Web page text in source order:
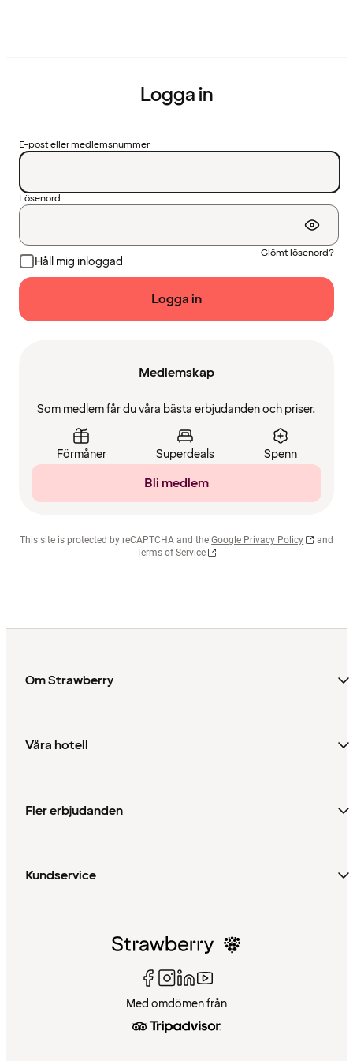
Logga in
E-post eller medlemsnummer
Lösenord
Håll mig inloggad
Glömt lösenord?
Logga in
Medlemskap
Som medlem får du våra bästa erbjudanden och priser.
Förmåner Superdeals Spenn
Bli medlem
This site is protected by reCAPTCHA and the Google Privacy Policy
and
Terms of Service
Om Strawberry
Våra hotell
Fler erbjudanden
Kundservice
Med omdömen från